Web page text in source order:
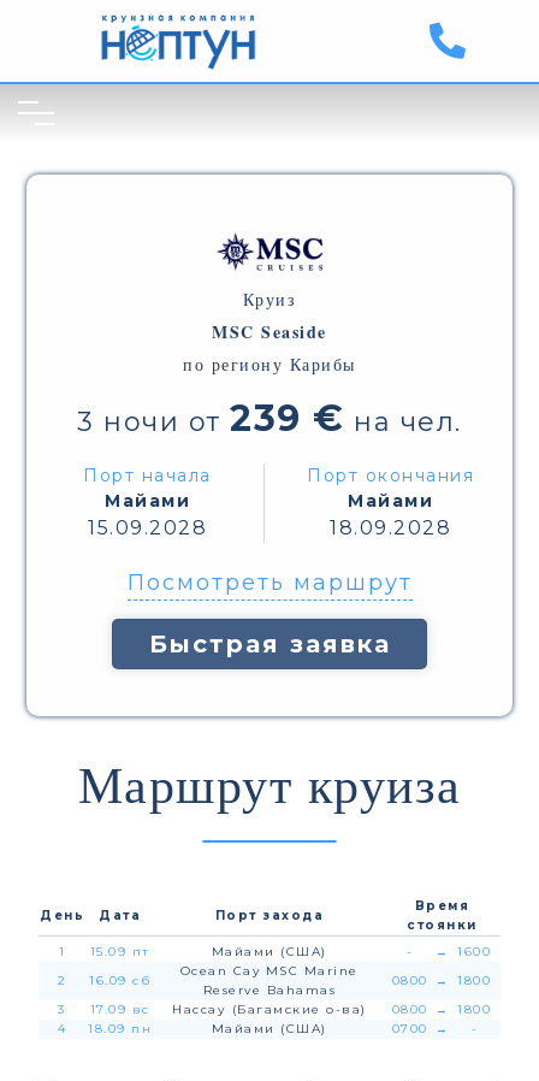
Круиз
MSC Seaside
по региону Карибы
3 ночи от 239 € на чел.
Порт начала
Майами
15.09.2028
Порт окончания
Майами
18.09.2028
Посмотреть маршрут
Быстрая заявка
Маршрут круиза
День Дата Порт захода
Время
стоянки
1
15.09 пт Майами (США) - →
1600
2
16.09 сб
Ocean Cay MSC Marine
Reserve Bahamas
0800 →
1800
3
17.09 вс Нассау (Багамские о-ва) 0800 →
1800
4
18.09 пн Майами (США) 0700 → -